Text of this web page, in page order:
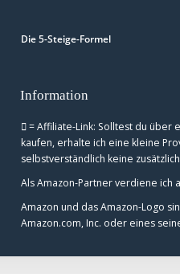
Die 5-Steige-Formel
Information
= Affiliate-Link: Solltest du über
kaufen, erhalte ich eine kleine
selbstverständlich keine
Als Amazon-Partner verdiene ich
Amazon und das Amazon-Logo
Amazon.com, Inc. oder eines